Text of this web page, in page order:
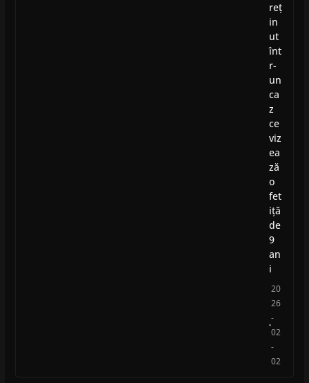
reț
in
ut
înt
r-
un
ca
z
ce
viz
ea
ză
o
fet
iță
de
9
an
i
20
26
-
02
-
02